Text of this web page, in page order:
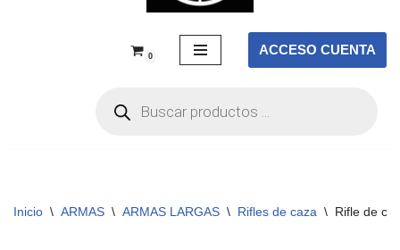
0 ACCESO CUENTA
Inicio \ ARMAS \ ARMAS LARGAS \ Rifles de caza \ Rifle de